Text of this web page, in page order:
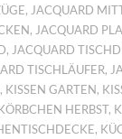
, JACQUARD
, JACQUARD
, JACQUARD
TISCHLÄUFER,
, KISSEN GARTEN,
HERBST,
,